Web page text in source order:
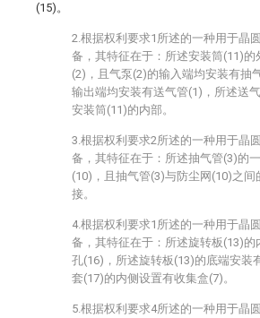
(15)。
2.根据权利要求1所述的一种用于晶
备，其特征在于：所述安装筒(11)的
(2)，且气泵(2)的输入端均安装有抽
输出端均安装有送气管(1)，所述送
安装筒(11)的内部。
3.根据权利要求2所述的一种用于晶
备，其特征在于：所述抽气管(3)的
(10)，且抽气管(3)与防尘网(10)之
接。
4.根据权利要求1所述的一种用于晶
备，其特征在于：所述旋转板(13)的
孔(16)，所述旋转板(13)的底端安装
套(17)的内侧设置有收集盒(7)。
5.根据权利要求4所述的一种用于晶